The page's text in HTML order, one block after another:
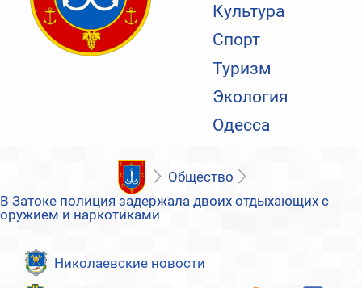
Культура
Спорт
Туризм
Экология
Одесса
Общество
В Затоке полиция задержала двоих отдыхающих с
оружием и наркотиками
Николаевские новости